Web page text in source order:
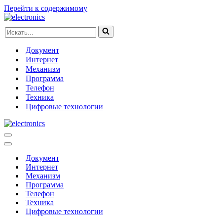
Перейти к содержимому
Искать...
Документ
Интернет
Механизм
Программа
Телефон
Техника
Цифровые технологии
Меню
навигации
Меню
навигацииДокумент
Интернет
Механизм
Программа
Телефон
Техника
Цифровые технологии